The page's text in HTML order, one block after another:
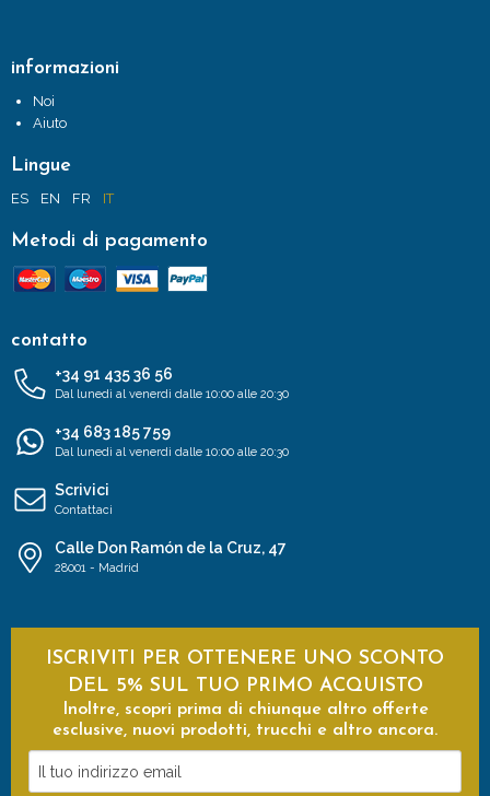
informazioni
Noi
Aiuto
Lingue
ES EN FR IT
Metodi di pagamento
contatto
+34 91 435 36 56
Dal lunedì al venerdì dalle 10:00 alle 20:30
+34 683 185 759
Dal lunedì al venerdì dalle 10:00 alle 20:30
Scrivici
Contattaci
Calle Don Ramón de la Cruz, 47
28001 - Madrid
ISCRIVITI PER OTTENERE UNO SCONTO
DEL 5% SUL TUO PRIMO ACQUISTO
Inoltre, scopri prima di chiunque altro offerte
esclusive, nuovi prodotti, trucchi e altro ancora.
tuo